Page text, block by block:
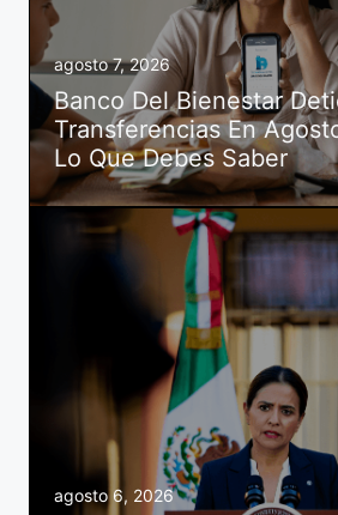
agosto 7, 2026
Banco Del Bienestar
Transferencias En
Lo Que Debes Saber
agosto 6, 2026